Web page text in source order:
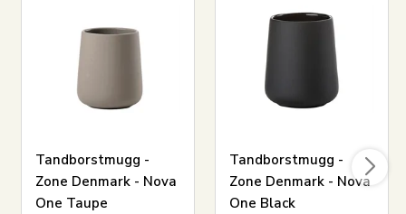
Tandborstmugg -
Zone Denmark - Nova
One Taupe
Tandborstmugg -
Zone Denmark - Nova
One Black